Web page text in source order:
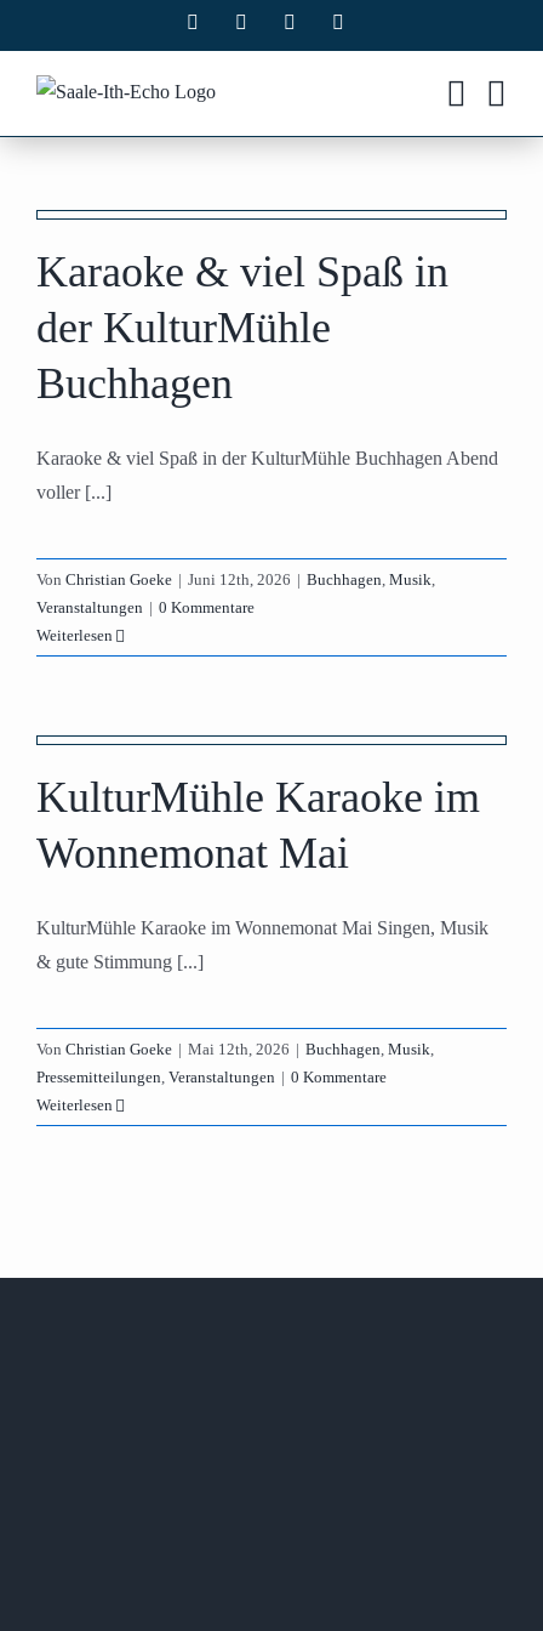
Inhalt
springen
Facebook Instagram
Karaoke & viel Spaß in
der KulturMühle
Buchhagen
Karaoke & viel Spaß in der KulturMühle Buchhagen Abend
voller [...]
Von Christian Goeke | Juni 12th, 2026 | Buchhagen, Musik,
Veranstaltungen | 0 Kommentare
Weiterlesen
KulturMühle Karaoke im
Wonnemonat Mai
KulturMühle Karaoke im Wonnemonat Mai Singen, Musik
& gute Stimmung [...]
Von Christian Goeke | Mai 12th, 2026 | Buchhagen, Musik,
Pressemitteilungen, Veranstaltungen | 0 Kommentare
Weiterlesen